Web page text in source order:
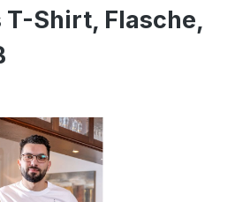
T-Shirt, Flasche,